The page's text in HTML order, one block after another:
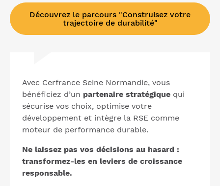
Découvrez le parcours "Construisez votre
trajectoire de durabilité"
Avec Cerfrance Seine Normandie, vous
bénéficiez d’un partenaire stratégique qui
sécurise vos choix, optimise votre
développement et intègre la RSE comme
moteur de performance durable.
Ne laissez pas vos décisions au hasard :
transformez-les en leviers de croissance
responsable.